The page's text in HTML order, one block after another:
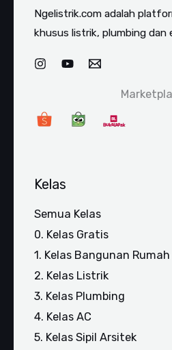
Ngelistrik.com adalah
khusus listrik, plumbing dan
Kelas
Semua Kelas
0. Kelas Gratis
1. Kelas Bangunan
2. Kelas Listrik
3. Kelas Plumbing
4. Kelas AC
5. Kelas Sipil Arsitek